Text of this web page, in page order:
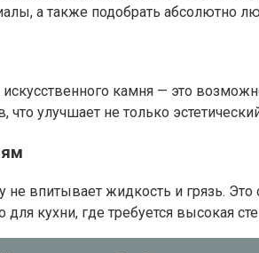
а также подобрать абсолютно
камня — это
улучшает не только
впитывает жидкость и грязь.
кухни, где требуется высокая